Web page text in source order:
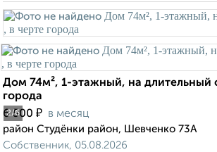
2/6
Дом 74м², 1-этажный, на длительный
города
6 500 ₽ в месяц
район Студёнки район, Шевченко 73А
Собственник, 05.08.2026